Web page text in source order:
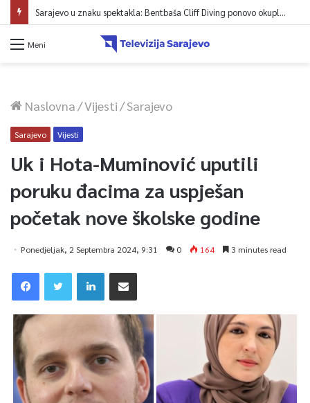
Sarajevo u znaku spektakla: Bentbaša Cliff Diving ponovo okuplja najbolje skakače i vrhunsku zabavu
Meni
Naslovna/Vijesti/Sarajevo
Sarajevo Vijesti
Uk i Hota-Muminović uputili
poruku đacima za uspješan
početak nove školske godine
Ponedjeljak, 2 Septembra 2024, 9:31 0 164 3 minutes read